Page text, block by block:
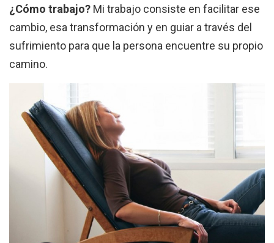
¿Cómo trabajo? Mi trabajo consiste en facilitar ese
cambio, esa transformación y en guiar a través del
sufrimiento para que la persona encuentre su propio
camino.